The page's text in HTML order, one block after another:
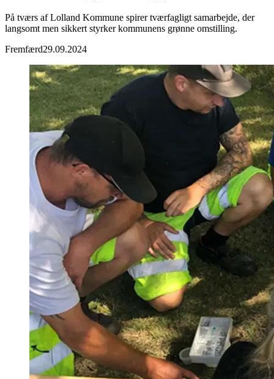
På tværs af Lolland Kommune spirer tværfagligt samarbejde, der
langsomt men sikkert styrker kommunens grønne omstilling.
Fremfærd29.09.2024